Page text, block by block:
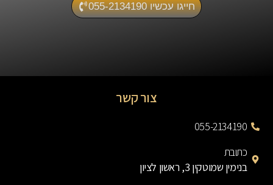
חייגו עכשיו 055-2134190
צור קשר
055-2134190
כתובת
בנימין שמוטקין 3, ראשון לציון